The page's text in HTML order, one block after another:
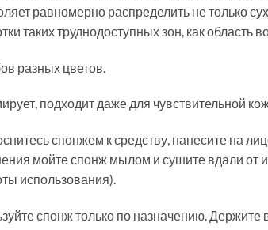
равномерно распределить не только
таких труднодоступных зон, как область
разных цветов.
подходит даже для чувствительной
спонжем к средству, нанесите на
мойте спонж мылом и сушите вдали от
использования).
спонж только по назначению. Держите